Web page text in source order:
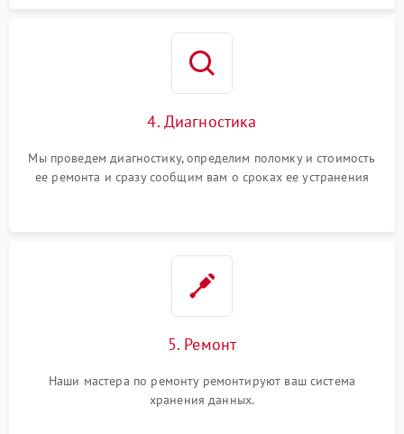
4. Диагностика
Мы проведем диагностику, определим поломку и стоимость
ее ремонта и сразу сообщим вам о сроках ее устранения
5. Ремонт
Наши мастера по ремонту ремонтируют ваш система
хранения данных.